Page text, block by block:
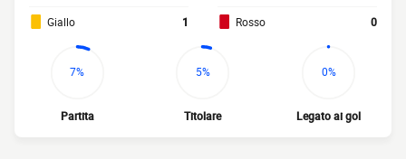
Giallo 1 Rosso 0
7%
Partita
5%
Titolare
0%
Legato ai gol